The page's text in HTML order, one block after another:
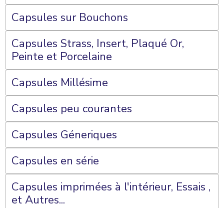
Capsules sur Bouchons
Capsules Strass, Insert, Plaqué Or,
Peinte et Porcelaine
Capsules Millésime
Capsules peu courantes
Capsules Géneriques
Capsules en série
Capsules imprimées à l'intérieur, Essais ,
et Autres...